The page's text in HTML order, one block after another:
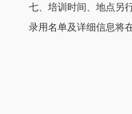
七、培训时间、地点另行
录用名单及详细信息将在